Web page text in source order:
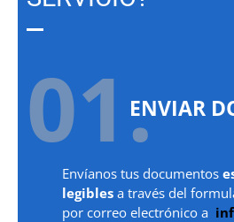
01.ENVIAR
Envíanos tus documentos
legibles a través del
por correo electrónico a